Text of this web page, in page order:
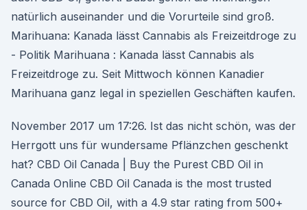
natürlich auseinander und die Vorurteile sind groß.
Marihuana: Kanada lässt Cannabis als Freizeitdroge zu
- Politik Marihuana : Kanada lässt Cannabis als
Freizeitdroge zu. Seit Mittwoch können Kanadier
Marihuana ganz legal in speziellen Geschäften kaufen.
November 2017 um 17:26. Ist das nicht schön, was der
Herrgott uns für wundersame Pflänzchen geschenkt
hat? CBD Oil Canada | Buy the Purest CBD Oil in
Canada Online CBD Oil Canada is the most trusted
source for CBD Oil, with a 4.9 star rating from 500+